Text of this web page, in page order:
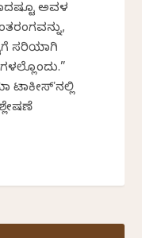
ಅವಳ
ಸರಿಯಾಗಿ
ಟಾಕೀಸ್‌ʼನಲ್ಲಿ